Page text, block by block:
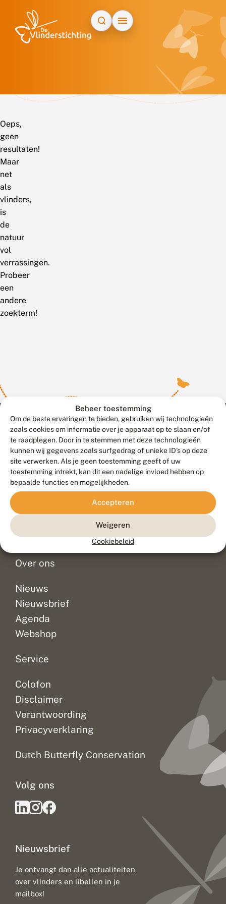
Beheer toestemming
Om de beste ervaringen te bieden, gebruiken wij technologieën
zoals cookies om informatie over je apparaat op te slaan en/of
te raadplegen. Door in te stemmen met deze technologieën
kunnen wij gegevens zoals surfgedrag of unieke ID's op deze
site verwerken. Als je geen toestemming geeft of uw
toestemming intrekt, kan dit een nadelige invloed hebben op
bepaalde functies en mogelijkheden.
Accepteren
Weigeren
Cookiebeleid
Oeps,
geen
resultaten!
Maar
net
als
vlinders,
is
de
natuur
vol
verrassingen.
Probeer
een
andere
zoekterm!
Contact
Veelgestelde vragen
Doneer
Over ons
Nieuws
Nieuwsbrief
Agenda
Webshop
Service
Colofon
Disclaimer
Verantwoording
Privacyverklaring
Dutch Butterfly Conservation
Nieuwsbrief
Je ontvangt dan alle actualiteiten
over vlinders en libellen in je
mailbox!
Volg ons
Meld waarnemingen© 2026 Vlinderstichting
Duurzaam ontwikkeld door
Go2People
, ontworpen door
Blue Field Agency
Privacy
Disclaimer
Sitemap